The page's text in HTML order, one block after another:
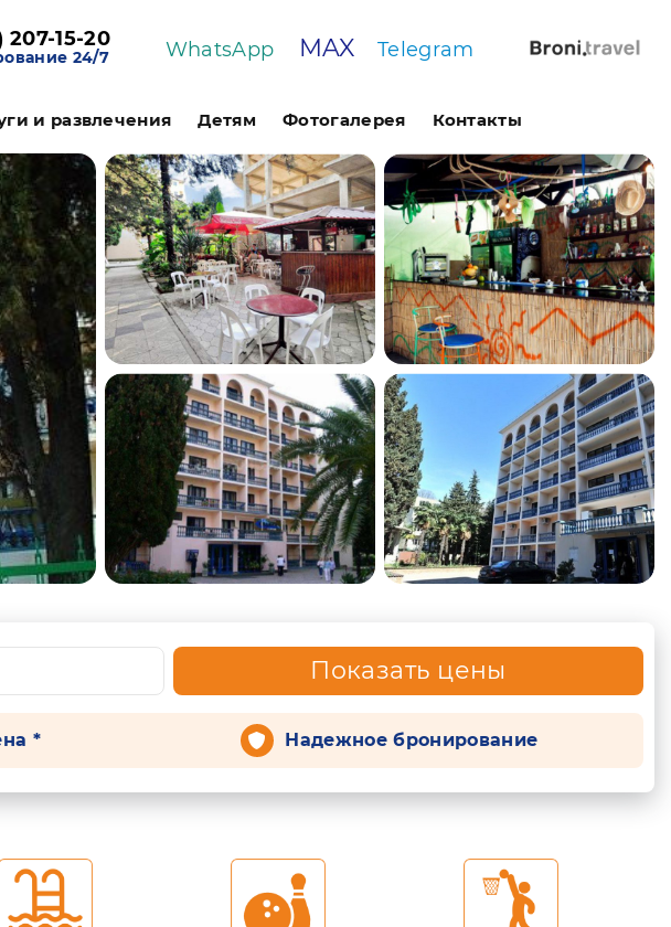
207-15-20
24/7 WhatsApp MAX Telegram
и развлечения Детям Фотогалерея Контакты
Показать цены
* Надежное бронирование